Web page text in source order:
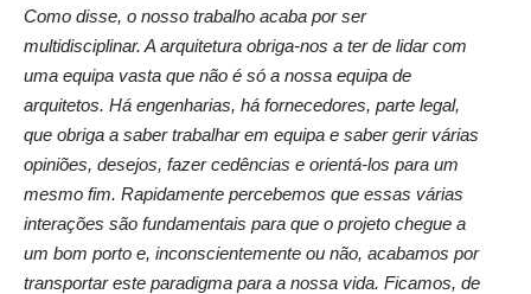
Como disse, o nosso trabalho acaba por ser
multidisciplinar. A arquitetura obriga-nos a ter de lidar com
uma equipa vasta que não é só a nossa equipa de
arquitetos. Há engenharias, há fornecedores, parte legal,
que obriga a saber trabalhar em equipa e saber gerir várias
opiniões, desejos, fazer cedências e orientá-los para um
mesmo fim. Rapidamente percebemos que essas várias
interações são fundamentais para que o projeto chegue a
um bom porto e, inconscientemente ou não, acabamos por
transportar este paradigma para a nossa vida. Ficamos, de